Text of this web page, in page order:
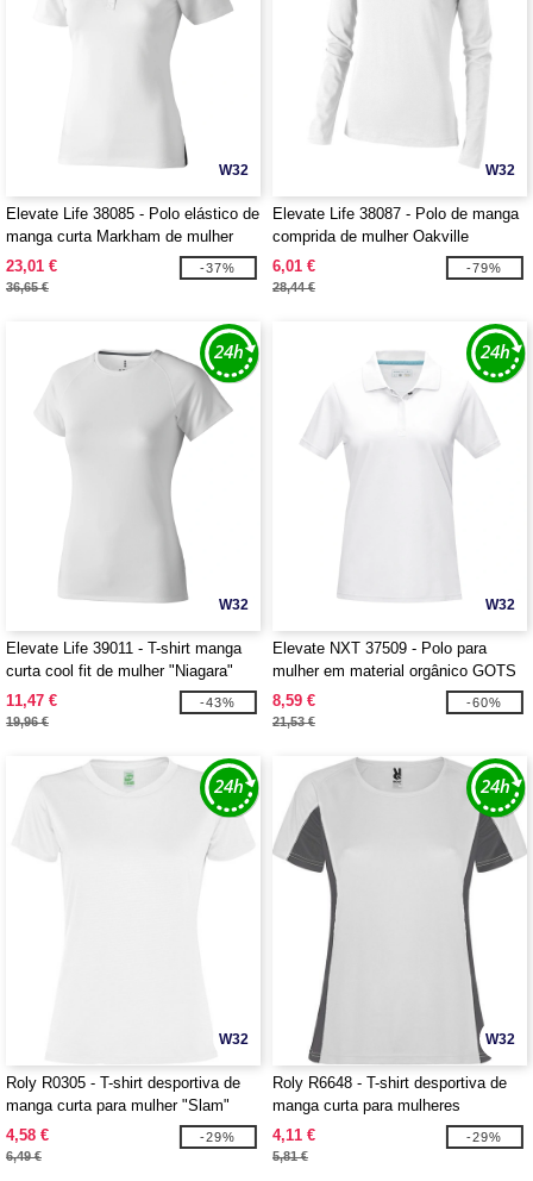
W32
Elevate Life 38085 - Polo elástico de
manga curta Markham de mulher
23,01 €
36,65 €
-37%
W32
Elevate Life 38087 - Polo de manga
comprida de mulher Oakville
6,01 €
28,44 €
-79%
W32
Elevate Life 39011 - T-shirt manga
curta cool fit de mulher "Niagara"
11,47 €
19,96 €
-43%
W32
Elevate NXT 37509 - Polo para
mulher em material orgânico GOTS
"Graphite"
8,59 €
21,53 €
-60%
W32
Roly R0305 - T-shirt desportiva de
manga curta para mulher "Slam"
4,58 €
6,49 €
-29%
W32
Roly R6648 - T-shirt desportiva de
manga curta para mulheres
"Shanghai"
4,11 €
5,81 €
-29%